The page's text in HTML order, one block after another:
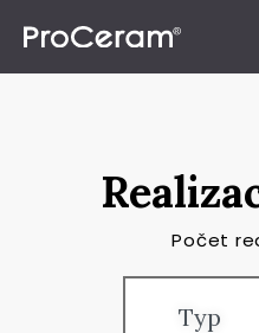
Počet
Typ